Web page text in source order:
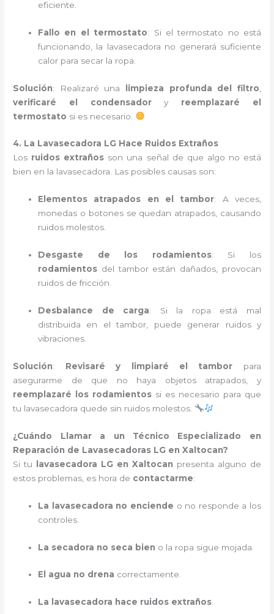
eficiente.
Fallo en el termostato: Si el termostato no está
funcionando, la lavasecadora no generará suficiente
calor para secar la ropa.
Solución: Realizaré una limpieza profunda del filtro
verificaré el condensadory reemplazaré el
termostato si es necesario.
4. La Lavasecadora LG Hace Ruidos Extraños
Los ruidos extraños son una señal de que algo no está
bien en la lavasecadora. Las posibles causas son:
Elementos atrapados en el tambor: A veces,
monedas o botones se quedan atrapados, causando
ruidos molestos.
Desgaste de los rodamientos: Si los
rodamientos del tambor están dañados, provocan
ruidos de fricción.
Desbalance de carga: Si la ropa está mal
distribuida en el tambor, puede generar ruidos y
vibraciones.
Solución: Revisaré y limpiaré el tambor para
asegurarme de que no haya objetos atrapados, y
reemplazaré los rodamientos si es necesario para que
tu lavasecadora quede sin ruidos molestos.
¿Cuándo Llamar a un Técnico Especializado en
Reparación de Lavasecadoras LG en Xaltocan?
Si tu
lavasecadora LG en Xaltocan presenta alguno de
estos problemas, es hora de contactarme:
La lavasecadora no enciende o no responde a los
controles.
La secadora no seca bien o la ropa sigue mojada.
El agua no drena correctamente.
La lavasecadora hace ruidos extraños.